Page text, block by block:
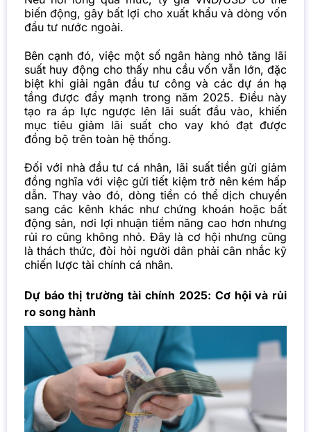
biến động, gây bất lợi cho xuất khẩu và dòng vốn
đầu tư nước ngoài.
Bên cạnh đó, việc một số ngân hàng nhỏ tăng lãi
suất huy động cho thấy nhu cầu vốn vẫn lớn, đặc
biệt khi giải ngân đầu tư công và các dự án hạ
tầng được đẩy mạnh trong năm 2025. Điều này
tạo ra áp lực ngược lên lãi suất đầu vào, khiến
mục tiêu giảm lãi suất cho vay khó đạt được
đồng bộ trên toàn hệ thống.
Đối với nhà đầu tư cá nhân, lãi suất tiền gửi giảm
đồng nghĩa với việc gửi tiết kiệm trở nên kém hấp
dẫn. Thay vào đó, dòng tiền có thể dịch chuyển
sang các kênh khác như chứng khoán hoặc bất
động sản, nơi lợi nhuận tiềm năng cao hơn nhưng
rủi ro cũng không nhỏ. Đây là cơ hội nhưng cũng
là thách thức, đòi hỏi người dân phải cân nhắc kỹ
chiến lược tài chính cá nhân.
Dự báo thị trường tài chính 2025: Cơ hội và rủi
ro song hành